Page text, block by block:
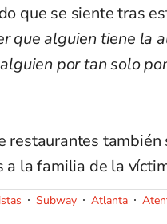
que se siente tras
que alguien tiene la
por tan solo
restaurantes
a la familia de la
Subway Atlanta